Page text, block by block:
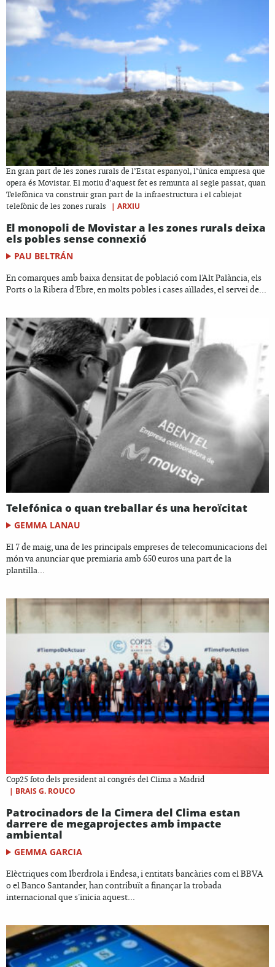
En gran part de les zones rurals de l’Estat espanyol, l’única empresa que
opera és Movistar. El motiu d’aquest fet es remunta al segle passat, quan
Telefònica va construir gran part de la infraestructura i el cablejat
telefònic de les zones rurals
| ARXIU
El monopoli de Movistar a les zones rurals deixa
els pobles sense connexió
PAU BELTRÁN
En comarques amb baixa densitat de població com l'Alt Palància, els
Ports o la Ribera d'Ebre, en molts pobles i cases aïllades, el servei de...
Telefónica o quan treballar és una heroïcitat
GEMMA LANAU
El 7 de maig, una de les principals empreses de telecomunicacions del
món va anunciar que premiaria amb 650 euros una part de la
plantilla...
Cop25 foto dels president al congrés del Clima a Madrid
| BRAIS G. ROUCO
Patrocinadors de la Cimera del Clima estan
darrere de megaprojectes amb impacte
ambiental
GEMMA GARCIA
Elèctriques com Iberdrola i Endesa, i entitats bancàries com el BBVA
o el Banco Santander, han contribuït a finançar la trobada
internacional que s'inicia aquest...